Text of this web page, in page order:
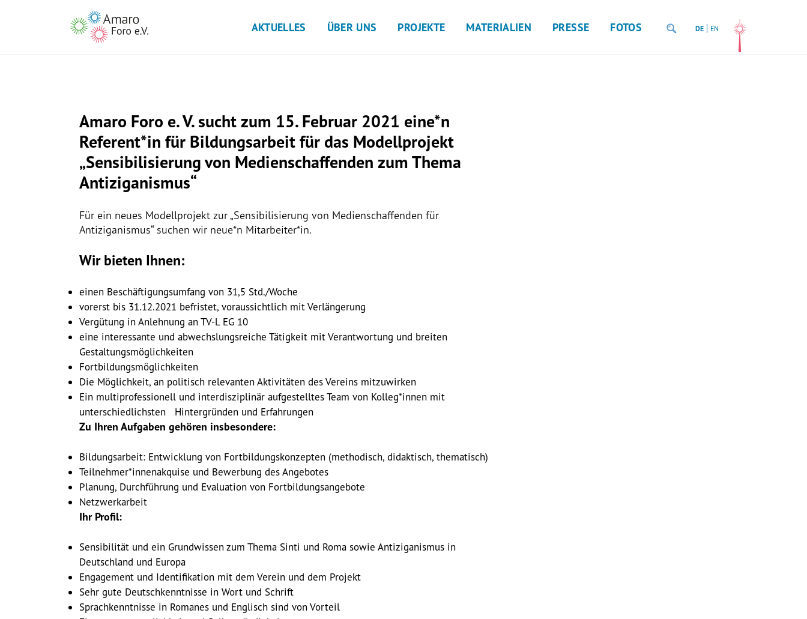
AKTUELLES ÜBER UNS PROJEKTE MATERIALIEN PRESSE FOTOS DE EN
Amaro Foro e. V. sucht zum 15. Februar 2021 eine*n
Referent*in für Bildungsarbeit für das Modellprojekt
„Sensibilisierung von Medienschaffenden zum Thema
Antiziganismus“
Für ein neues Modellprojekt zur „Sensibilisierung von Medienschaffenden für
Antiziganismus“ suchen wir neue*n Mitarbeiter*in.
Wir bieten Ihnen:
einen Beschäftigungsumfang von 31,5 Std./Woche
vorerst bis 31.12.2021 befristet, voraussichtlich mit Verlängerung
Vergütung in Anlehnung an TV-L EG 10
eine interessante und abwechslungsreiche Tätigkeit mit Verantwortung und breiten
Gestaltungsmöglichkeiten
Fortbildungsmöglichkeiten
Die Möglichkeit, an politisch relevanten Aktivitäten des Vereins mitzuwirken
Ein multiprofessionell und interdisziplinär aufgestelltes Team von Kolleg*innen mit
unterschiedlichsten Hintergründen und Erfahrungen
Zu Ihren Aufgaben gehören insbesondere:
Bildungsarbeit: Entwicklung von Fortbildungskonzepten (methodisch, didaktisch, thematisch)
Teilnehmer*innenakquise und Bewerbung des Angebotes
Planung, Durchführung und Evaluation von Fortbildungsangebote
Netzwerkarbeit
Ihr Profil:
Sensibilität und ein Grundwissen zum Thema Sinti und Roma sowie Antiziganismus in
Deutschland und Europa
Engagement und Identifikation mit dem Verein und dem Projekt
Sehr gute Deutschkenntnisse in Wort und Schrift
Sprachkenntnisse in Romanes und Englisch sind von Vorteil